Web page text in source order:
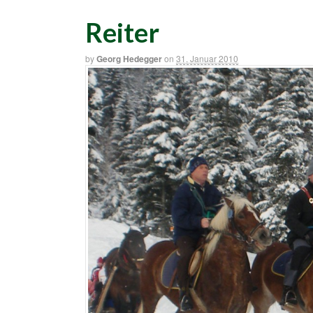
Reiter
byGeorg Hedeggeron 31. Januar 2010